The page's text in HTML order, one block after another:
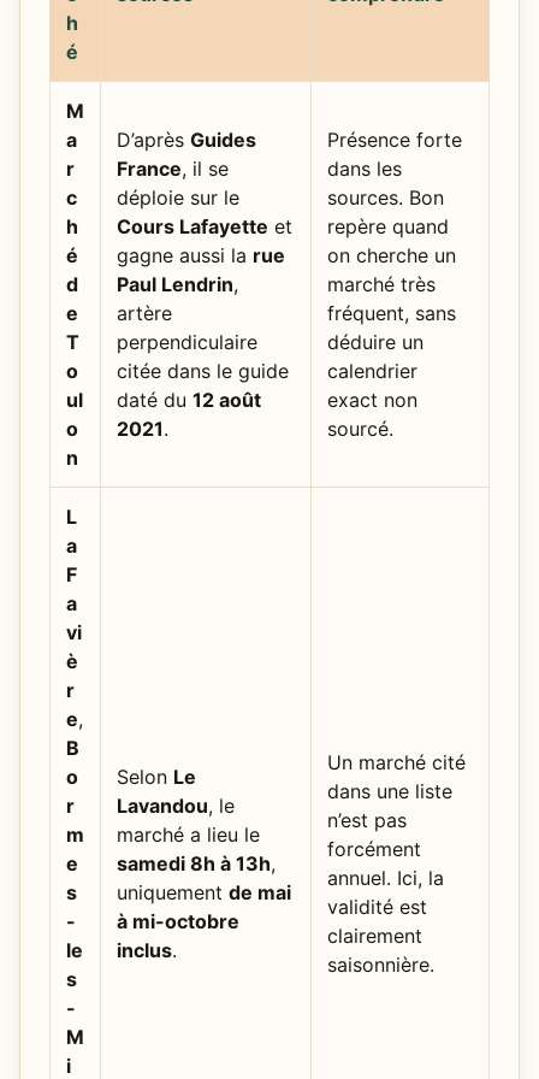
h
é
M
a
r
c
h
é
d
e
T
o
ul
o
n
D’après Guides
France, il se
déploie sur le
Cours Lafayette et
gagne aussi la rue
Paul Lendrin,
artère
perpendiculaire
citée dans le guide
daté du 12 août
2021.
Présence forte
dans les
sources. Bon
repère quand
on cherche un
marché très
fréquent, sans
déduire un
calendrier
exact non
sourcé.
L
a
F
a
vi
è
r
e,
B
o
r
m
e
s
-
le
s
-
M
i
Selon Le
Lavandou, le
marché a lieu le
samedi 8h à 13h,
uniquement de mai
à mi-octobre
inclus.
Un marché cité
dans une liste
n’est pas
forcément
annuel. Ici, la
validité est
clairement
saisonnière.